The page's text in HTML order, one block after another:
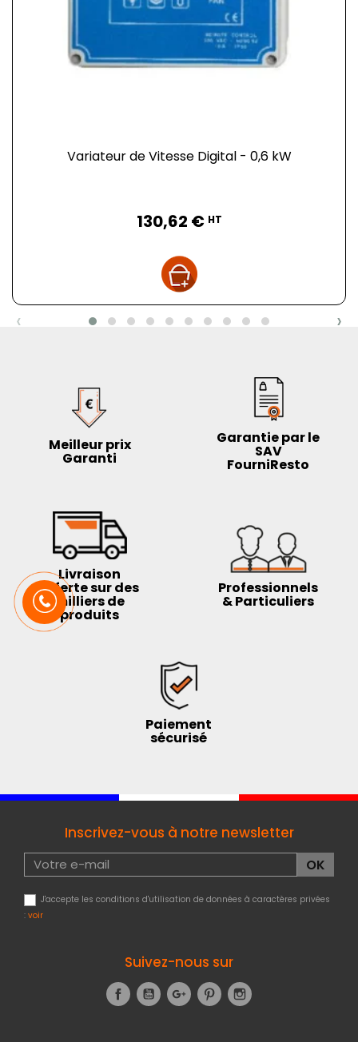
Variateur de Vitesse Digital - 0,6 kW
130,62 € HT
‹ ›
Meilleur prix
Garanti
Garantie par le
SAV
FourniResto
Livraison
offerte sur des
milliers de
produits
Professionnels
& Particuliers
Paiement
sécurisé
Inscrivez-vous à notre newsletter
J'accepte les conditions d'utilisation de données à caractères privées
: voir
Suivez-nous sur
FacebookYouTubeGoogle+Pinterest